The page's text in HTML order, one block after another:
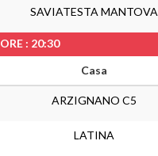
SAVIATESTA MANTOVA
ORE : 20:30
Casa
ARZIGNANO C5
LATINA